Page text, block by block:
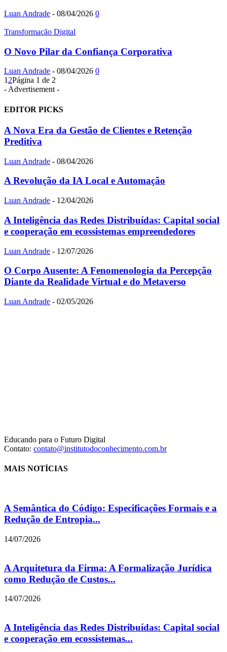
Luan Andrade - 08/04/2026 0
Transformação Digital
O Novo Pilar da Confiança Corporativa
Luan Andrade - 08/04/2026 0
12Página 1 de 2
- Advertisement -
EDITOR PICKS
A Nova Era da Gestão de Clientes e Retenção
Preditiva
Luan Andrade - 08/04/2026
A Revolução da IA Local e Automação
Luan Andrade - 12/04/2026
A Inteligência das Redes Distribuídas: Capital social
e cooperação em ecossistemas empreendedores
Luan Andrade - 12/07/2026
O Corpo Ausente: A Fenomenologia da Percepção
Diante da Realidade Virtual e do Metaverso
Luan Andrade - 02/05/2026
Educando para o Futuro Digital
Contato: contato@institutodoconhecimento.com.br
MAIS NOTÍCIAS
A Semântica do Código: Especificações Formais e a
Redução de Entropia...
14/07/2026
A Arquitetura da Firma: A Formalização Jurídica
como Redução de Custos...
14/07/2026
A Inteligência das Redes Distribuídas: Capital social
e cooperação em ecossistemas...